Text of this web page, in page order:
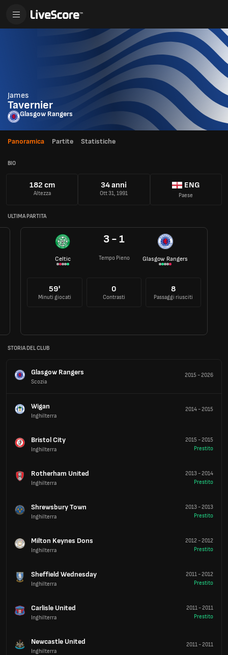
James
Tavernier
Glasgow Rangers
Panoramica Partite Statistiche
BIO
182 cm
Altezza
34 anni
Ott 31, 1991
ENG
Paese
ULTIMA PARTITA
Celtic
3 - 1
Tempo Pieno Glasgow Rangers
59'
Minuti giocati
0
Contrasti
8
Passaggi riusciti
STORIA DEL CLUB
Glasgow Rangers
Scozia
2015 -2026
Wigan
Inghilterra
2014-2015
Bristol City
Inghilterra
2015 -2015
Prestito
Rotherham United
Inghilterra
2013-2014
Prestito
Shrewsbury Town
Inghilterra
2013-2013
Prestito
Milton Keynes Dons
Inghilterra
2012-2012
Prestito
Sheffield Wednesday
Inghilterra
2011-2012
Prestito
Carlisle United
Inghilterra
2011-2011
Prestito
Newcastle United
Inghilterra
2011-2011